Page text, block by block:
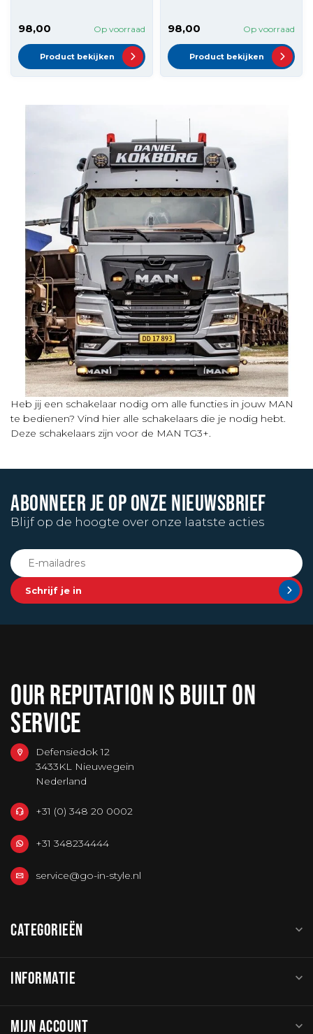
98,00 Op voorraad
Product bekijken
98,00 Op voorraad
Product bekijken
Heb jij een schakelaar nodig om alle functies in jouw MAN
te bedienen? Vind hier alle schakelaars die je nodig hebt.
Deze schakelaars zijn voor de MAN TG3+.
ABONNEER JE OP ONZE NIEUWSBRIEF
Blijf op de hoogte over onze laatste acties
Schrijf je in
OUR REPUTATION IS BUILT ON
SERVICE
Defensiedok 12
3433KL Nieuwegein
Nederland
+31 (0) 348 20 0002
+31 348234444
service@go-in-style.nl
CATEGORIEËN
INFORMATIE
MIJN ACCOUNT